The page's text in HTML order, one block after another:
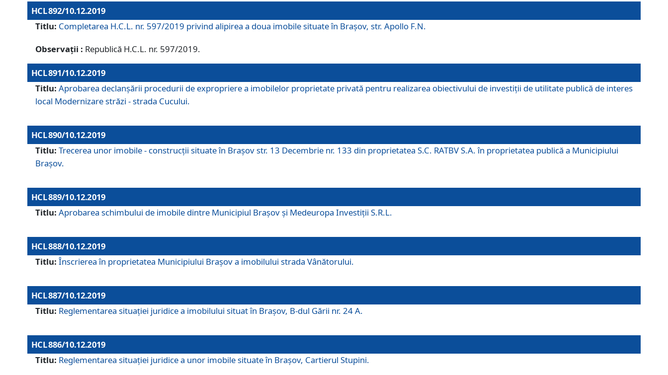
HCL 892/10.12.2019
Titlu: Completarea H.C.L. nr. 597/2019 privind alipirea a doua imobile situate în Brașov, str. Apollo F.N.
Observații : Republică H.C.L. nr. 597/2019.
HCL 891/10.12.2019
Titlu: Aprobarea declanșării procedurii de expropriere a imobilelor proprietate privată pentru realizarea obiectivului de investiții de utilitate publică de interes
local Modernizare străzi - strada Cucului.
HCL 890/10.12.2019
Titlu: Trecerea unor imobile - construcții situate în Brașov str. 13 Decembrie nr. 133 din proprietatea S.C. RATBV S.A. în proprietatea publică a Municipiului
Brașov.
HCL 889/10.12.2019
Titlu: Aprobarea schimbului de imobile dintre Municipiul Brașov și Medeuropa Investiții S.R.L.
HCL 888/10.12.2019
Titlu: Înscrierea în proprietatea Municipiului Braşov a imobilului strada Vânătorului.
HCL 887/10.12.2019
Titlu: Reglementarea situației juridice a imobilului situat în Brașov, B-dul Gării nr. 24 A.
HCL 886/10.12.2019
Titlu: Reglementarea situaţiei juridice a unor imobile situate în Braşov, Cartierul Stupini.